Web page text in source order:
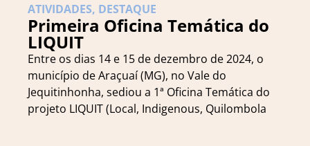
ATIVIDADES, DESTAQUE
Primeira Oficina Temática do
LIQUIT
Entre os dias 14 e 15 de dezembro de 2024, o
município de Araçuaí (MG), no Vale do
Jequitinhonha, sediou a 1ª Oficina Temática do
projeto LIQUIT (Local, Indigenous, Quilombola